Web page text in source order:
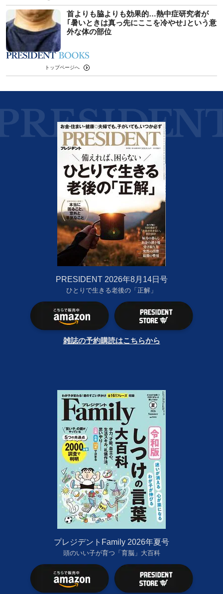
首よりも脇よりも効果的…熱中症研究者が
｢暑いときは真っ先にここを冷やせ｣という意
外な体の部位
トップページへ
PRESIDENT 2026年8月14日号
ひとりで生きる老後の「正解」
雑誌の予約購読はこちらから
プレジデントFamily 2026年夏号
頭のいい子が育つ「育脳」大百科